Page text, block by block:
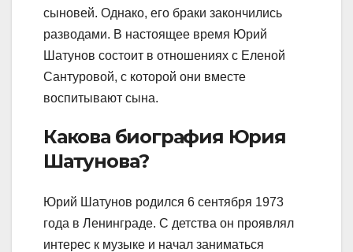
сыновей. Однако, его браки закончились
разводами. В настоящее время Юрий
Шатунов состоит в отношениях с Еленой
Сантуровой, с которой они вместе
воспитывают сына.
Какова биография Юрия
Шатунова?
Юрий Шатунов родился 6 сентября 1973
года в Ленинграде. С детства он проявлял
интерес к музыке и начал заниматься